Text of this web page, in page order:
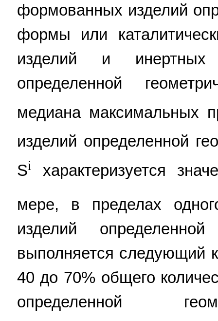
формованных изделий
формы или
изделий и инертных
определенной
медиана максимальных
изделий определенной
Si
характеризуется
мере, в пределах
изделий
выполняется следующий
40 до 70% общего
определенной